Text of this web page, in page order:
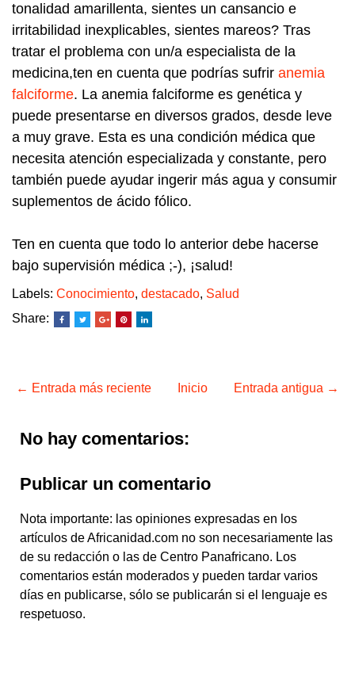
tonalidad amarillenta, sientes un cansancio e
irritabilidad inexplicables, sientes mareos? Tras
tratar el problema con un/a especialista de la
medicina,ten en cuenta que podrías sufrir anemia
falciforme. La anemia falciforme es genética y
puede presentarse en diversos grados, desde leve
a muy grave. Esta es una condición médica que
necesita atención especializada y constante, pero
también puede ayudar ingerir más agua y consumir
suplementos de ácido fólico.
Ten en cuenta que todo lo anterior debe hacerse
bajo supervisión médica ;-), ¡salud!
Labels: Conocimiento, destacado, Salud
Share:
← Entrada más reciente Entrada antigua →
Inicio
No hay comentarios:
Publicar un comentario
Nota importante: las opiniones expresadas en los
artículos de Africanidad.com no son necesariamente las
de su redacción o las de Centro Panafricano. Los
comentarios están moderados y pueden tardar varios
días en publicarse, sólo se publicarán si el lenguaje es
respetuoso.